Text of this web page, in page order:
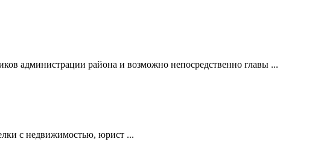
администрации района и возможно непосредственно главы ...
с недвижимостью, юрист ...